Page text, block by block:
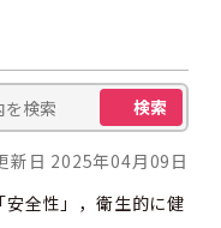
検索
新日 2025年04月09日
全性」，衛生的に健